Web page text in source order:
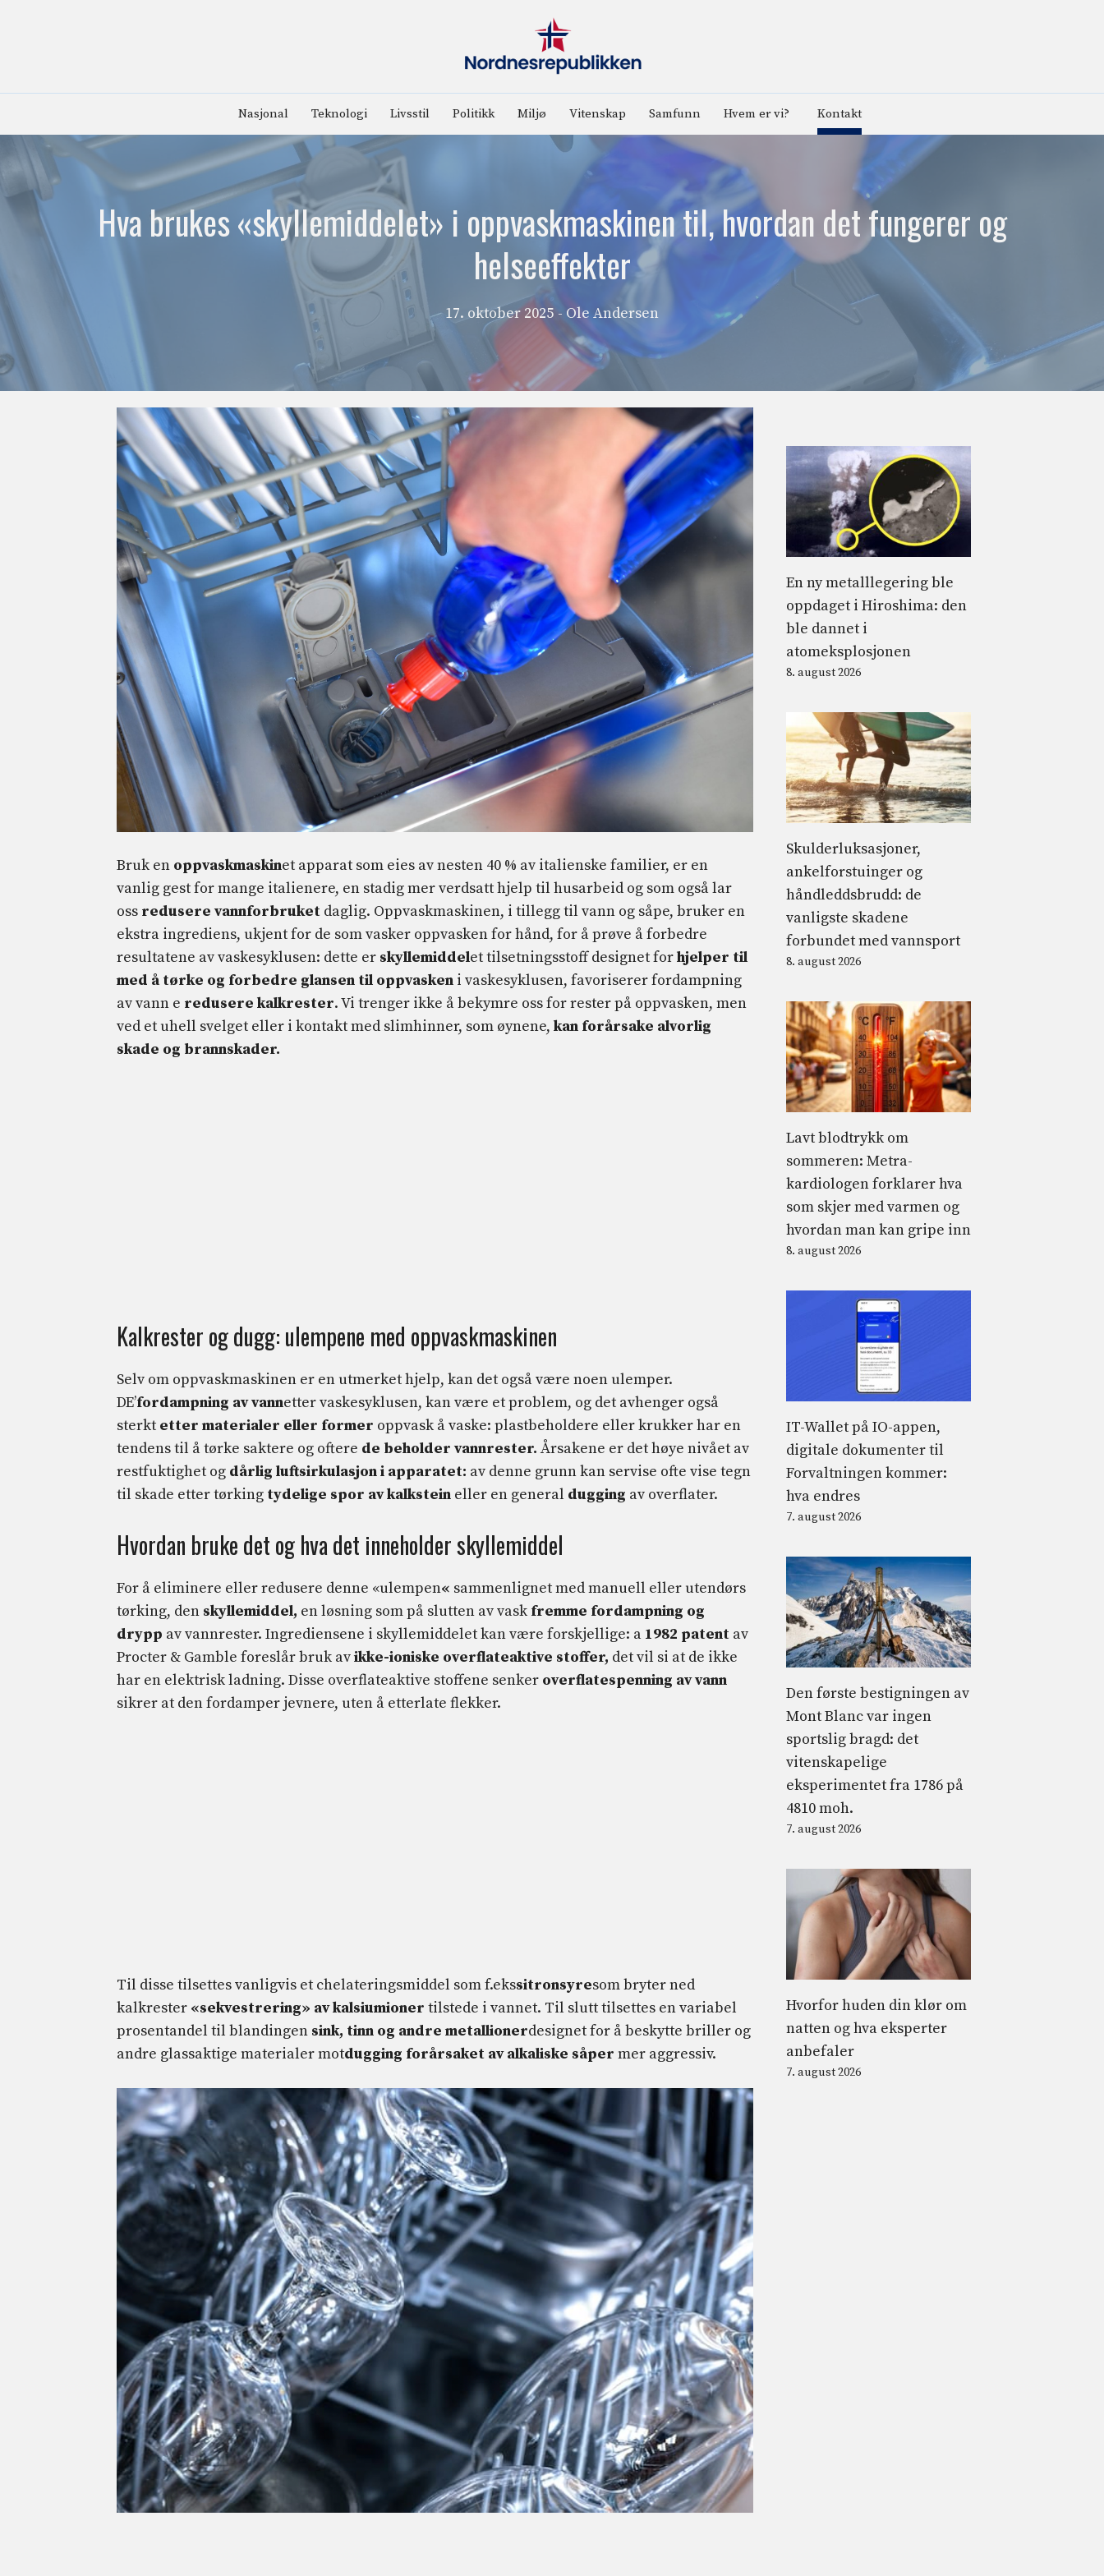
Nasjonal Teknologi Livsstil Politikk Miljø Vitenskap Samfunn Hvem er vi? Kontakt
Hva brukes «skyllemiddelet» i oppvaskmaskinen til, hvordan det fungerer og
helseeffekter
17. oktober 2025 - Ole Andersen
Bruk en oppvaskmaskinet apparat som eies av nesten 40 % av italienske familier, er en
vanlig gest for mange italienere, en stadig mer verdsatt hjelp til husarbeid og som også lar
oss redusere vannforbruket daglig. Oppvaskmaskinen, i tillegg til vann og såpe, bruker en
ekstra ingrediens, ukjent for de som vasker oppvasken for hånd, for å prøve å forbedre
resultatene av vaskesyklusen: dette er skyllemiddelet tilsetningsstoff designet forhjelper til
med å tørke og forbedre glansen til oppvasken i vaskesyklusen, favoriserer fordampning
av vann e redusere kalkrester. Vi trenger ikke å bekymre oss for rester på oppvasken, men
ved et uhell svelget eller i kontakt med slimhinner, som øynene, kan forårsake alvorlig
skade og brannskader.
Kalkrester og dugg: ulempene med oppvaskmaskinen
Selv om oppvaskmaskinen er en utmerket hjelp, kan det også være noen ulemper.
DE’fordampning av vannetter vaskesyklusen, kan være et problem, og det avhenger også
sterkt etter materialer eller former oppvask å vaske: plastbeholdere eller krukker har en
tendens til å tørke saktere og oftere de beholder vannrester.Årsakene er det høye nivået av
restfuktighet og dårlig luftsirkulasjon i apparatet: av denne grunn kan servise ofte vise tegn
til skade etter tørking tydelige spor av kalkstein eller en general dugging av overflater.
Hvordan bruke det og hva det inneholder skyllemiddel
For å eliminere eller redusere denne «ulempen« sammenlignet med manuell eller utendørs
tørking, den skyllemiddel, en løsning som på slutten av vask fremme fordampning og
drypp av vannrester. Ingrediensene i skyllemiddelet kan være forskjellige: a 1982 patent av
Procter & Gamble foreslår bruk avikke-ioniske overflateaktive stoffer, det vil si at de ikke
har en elektrisk ladning. Disse overflateaktive stoffene senker overflatespenning av vann
sikrer at den fordamper jevnere, uten å etterlate flekker.
Til disse tilsettes vanligvis et chelateringsmiddel som f.ekssitronsyresom bryter ned
kalkrester «sekvestrering» av kalsiumioner tilstede i vannet. Til slutt tilsettes en variabel
prosentandel til blandingen sink, tinn og andre metallionerdesignet for å beskytte briller og
andre glassaktige materialer motdugging forårsaket av alkaliske såper mer aggressiv.
En ny metalllegering ble
oppdaget i Hiroshima: den
ble dannet i
atomeksplosjonen
8. august 2026
Skulderluksasjoner,
ankelforstuinger og
håndleddsbrudd: de
vanligste skadene
forbundet med vannsport
8. august 2026
Lavt blodtrykk om
sommeren: Metra-
kardiologen forklarer hva
som skjer med varmen og
hvordan man kan gripe inn
8. august 2026
IT-Wallet på IO-appen,
digitale dokumenter til
Forvaltningen kommer:
hva endres
7. august 2026
Den første bestigningen av
Mont Blanc var ingen
sportslig bragd: det
vitenskapelige
eksperimentet fra 1786 på
4810 moh.
7. august 2026
Hvorfor huden din klør om
natten og hva eksperter
anbefaler
7. august 2026